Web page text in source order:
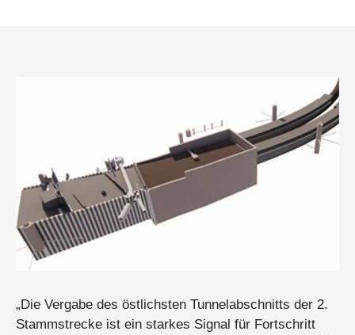
„Die Vergabe des östlichsten Tunnelabschnitts der 2.
Stammstrecke ist ein starkes Signal für Fortschritt